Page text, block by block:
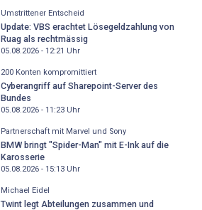
Umstrittener Entscheid
Update: VBS erachtet Lösegeldzahlung von
Ruag als rechtmässig
05.08.2026 - 12:21 Uhr
200 Konten kompromittiert
Cyberangriff auf Sharepoint-Server des
Bundes
05.08.2026 - 11:23Uhr
Partnerschaft mit Marvel und Sony
BMW bringt "Spider-Man" mit E-Ink auf die
Karosserie
05.08.2026 - 15:13Uhr
Michael Eidel
Twint legt Abteilungen zusammen und